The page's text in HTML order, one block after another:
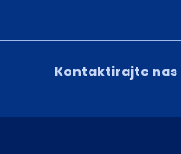
Kontaktirajte nas